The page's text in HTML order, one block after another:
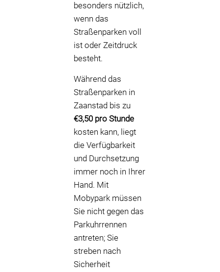
besonders nützlich,
wenn das
Straßenparken voll
ist oder Zeitdruck
besteht.
Während das
Straßenparken in
Zaanstad bis zu
€3,50 pro Stunde
kosten kann, liegt
die Verfügbarkeit
und Durchsetzung
immer noch in Ihrer
Hand. Mit
Mobypark müssen
Sie nicht gegen das
Parkuhrrennen
antreten; Sie
streben nach
Sicherheit